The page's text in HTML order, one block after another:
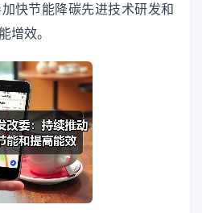
快节能降碳先进技术研发和
增效。